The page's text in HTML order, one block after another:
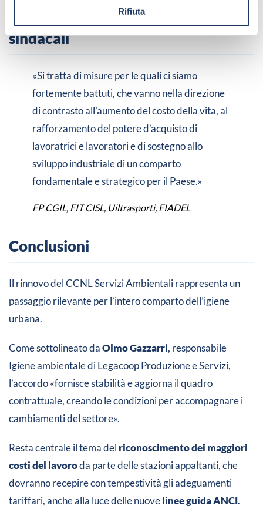
Rifiuta
Il commento delle organizzazioni
sindacali
«Si tratta di misure per le quali ci siamo
fortemente battuti, che vanno nella direzione
di contrasto all’aumento del costo della vita, al
rafforzamento del potere d’acquisto di
lavoratrici e lavoratori e di sostegno allo
sviluppo industriale di un comparto
fondamentale e strategico per il Paese.»
FP CGIL, FIT CISL, Uiltrasporti, FIADEL
Conclusioni
Il rinnovo del CCNL Servizi Ambientali rappresenta un
passaggio rilevante per l’intero comparto dell’igiene
urbana.
Come sottolineato daOlmo Gazzarri, responsabile
Igiene ambientale di Legacoop Produzione e Servizi,
l’accordo «fornisce stabilità e aggiorna il quadro
contrattuale, creando le condizioni per accompagnare i
cambiamenti del settore».
Resta centrale il tema del riconoscimento dei maggiori
costi del lavoroda parte delle stazioni appaltanti, che
dovranno recepire con tempestività gli adeguamenti
tariffari, anche alla luce delle nuovelinee guida ANCI.